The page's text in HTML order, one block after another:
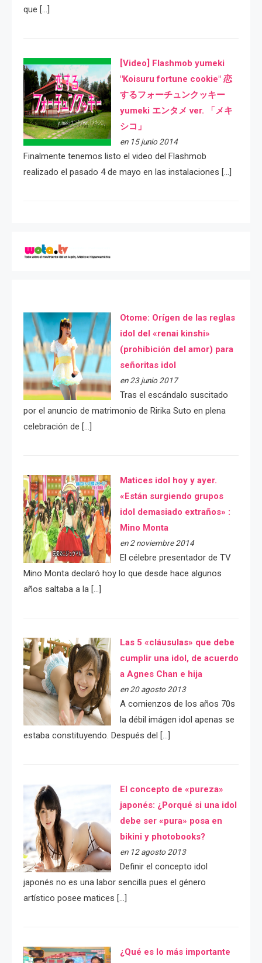
que […]
[Video] Flashmob yumeki
"Koisuru fortune cookie" 恋
するフォーチュンクッキー
yumeki エンタメ ver. 「メキ
シコ」
en 15 junio 2014
Finalmente tenemos listo el video del Flashmob
realizado el pasado 4 de mayo en las instalaciones […]
Otome: Orígen de las reglas
idol del «renai kinshi»
(prohibición del amor) para
señoritas idol
en 23 junio 2017
Tras el escándalo suscitado
por el anuncio de matrimonio de Ririka Suto en plena
celebración de […]
Matices idol hoy y ayer.
«Están surgiendo grupos
idol demasiado extraños» :
Mino Monta
en 2 noviembre 2014
El célebre presentador de TV
Mino Monta declaró hoy lo que desde hace algunos
años saltaba a la […]
Las 5 «cláusulas» que debe
cumplir una idol, de acuerdo
a Agnes Chan e hija
en 20 agosto 2013
A comienzos de los años 70s
la débil imágen idol apenas se
estaba constituyendo. Después del […]
El concepto de «pureza»
japonés: ¿Porqué si una idol
debe ser «pura» posa en
bikini y photobooks?
en 12 agosto 2013
Definir el concepto idol
japonés no es una labor sencilla pues el género
artístico posee matices […]
¿Qué es lo más importante